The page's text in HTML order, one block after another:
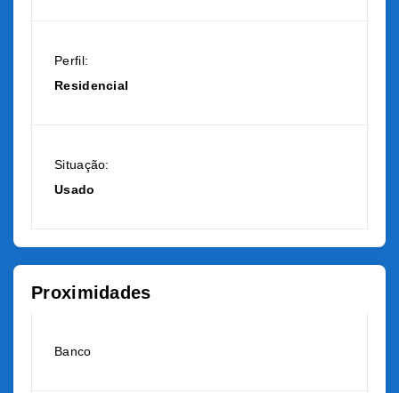
Perfil:
Residencial
Situação:
Usado
Proximidades
Banco